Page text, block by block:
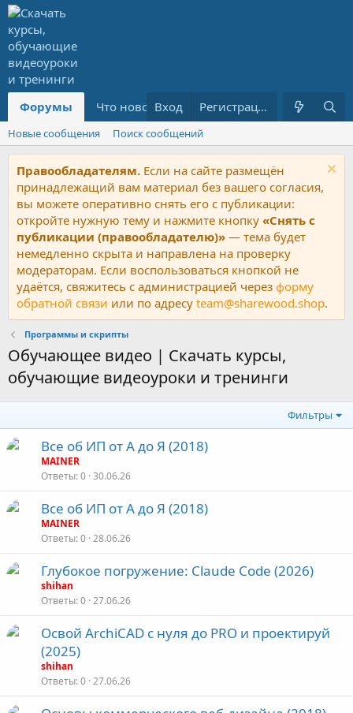
Форумы Что нового? Ресурсы PREMIUM
Вход Регистрация
Новые сообщения Поиск сообщений
Правообладателям. Если на сайте размещён
принадлежащий вам материал без вашего согласия,
вы можете оперативно снять его с публикации:
откройте нужную тему и нажмите кнопку «Снять с
публикации (правообладателю)» — тема будет
немедленно скрыта и направлена на проверку
модераторам. Если воспользоваться кнопкой не
удаётся, свяжитесь с администрацией через форму
обратной связи или по адресу team@sharewood.shop.
Программы и скрипты
Обучающее видео | Скачать курсы,
обучающие видеоуроки и тренинги
Фильтры
Все об ИП от А до Я (2018)
MAINER
Ответы 0 30.06.26
Все об ИП от А до Я (2018)
MAINER
Ответы 0 28.06.26
Глубокое погружение: Claude Code (2026)
shihan
Ответы 0 27.06.26
Освой ArchiCAD с нуля до PRO и проектируй
(2025)
shihan
Ответы 0 27.06.26